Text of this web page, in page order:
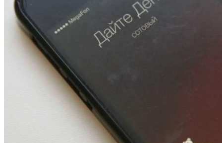
напала на незнакомую женщину с ножом
12:39
Сладкий праздник в Волгограде: в Центральном
парке прошёл фестиваль „Арбузный переполох“
Волгоградские компании нарастили экспорт:
заключены контракты на 3,6 млн долларов